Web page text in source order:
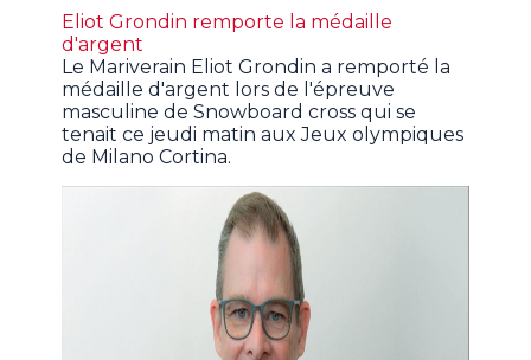
Eliot Grondin remporte la médaille
d'argent
Le Mariverain Eliot Grondin a remporté la
médaille d'argent lors de l'épreuve
masculine de Snowboard cross qui se
tenait ce jeudi matin aux Jeux olympiques
de Milano Cortina.